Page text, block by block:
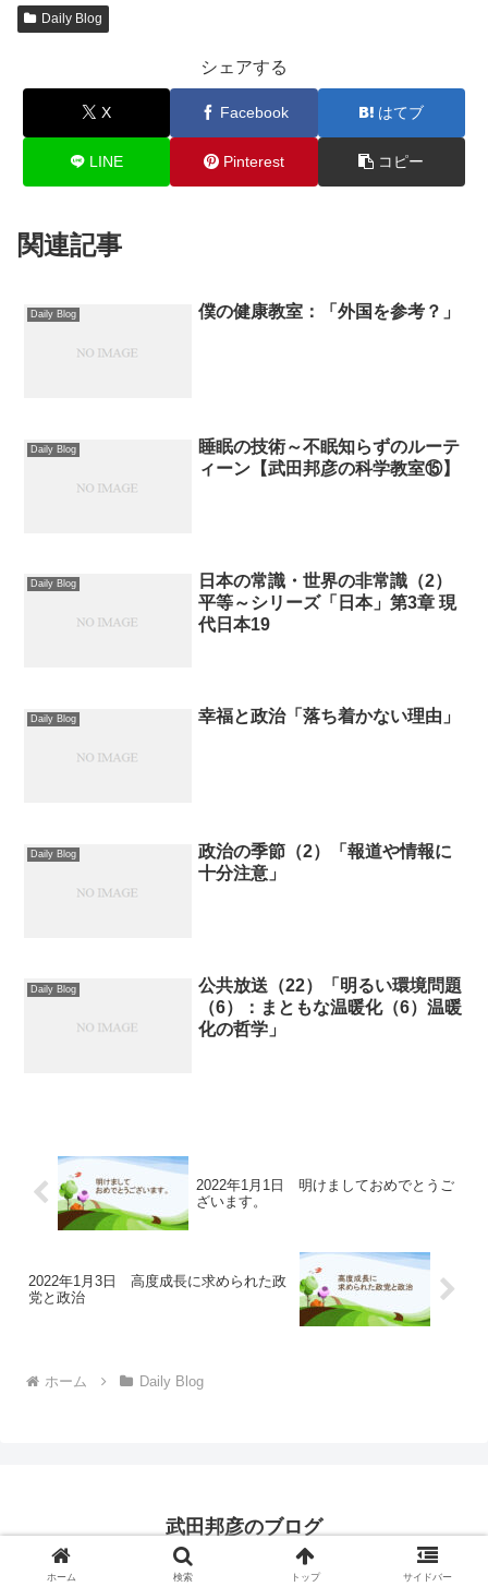
Daily Blog
シェアする
X Facebook はてブ
LINE Pinterest コピー
関連記事
Daily Blog 僕の健康教室：「外国を参考？」
Daily Blog
睡眠の技術～不眠知らずのルーテ
ィーン【武田邦彦の科学教室⑮】
Daily Blog
日本の常識・世界の非常識（2）
平等～シリーズ「日本」第3章 現
代日本19
Daily Blog 幸福と政治「落ち着かない理由」
Daily Blog
政治の季節（2）「報道や情報に
十分注意」
Daily Blog
公共放送（22）「明るい環境問題
（6）：まともな温暖化（6）温暖
化の哲学」
2022年1月1日 明けましておめでとうご
ざいます。
2022年1月3日 高度成長に求められた政
党と政治
ホーム Daily Blog
武田邦彦のブログ
© 2022 武田邦彦のブログ.
ホーム 検索 トップ サイドバー